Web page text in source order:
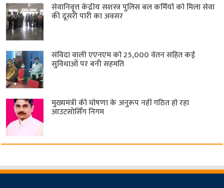
सेवानिवृत्त केंद्रीय सशस्त्र पुलिस बल ​कर्मियों को मिला सेवा
की दूसरी पारी का अवसर
संविदा वाली एएनएम को 25,000 वेतन सहित कई
सुविधाओं पर बनी सहमति
मुख्यमंत्री की घोषणा के अनुरूप नहीं गठित हो रहा
आउटसोर्सिंग निगम